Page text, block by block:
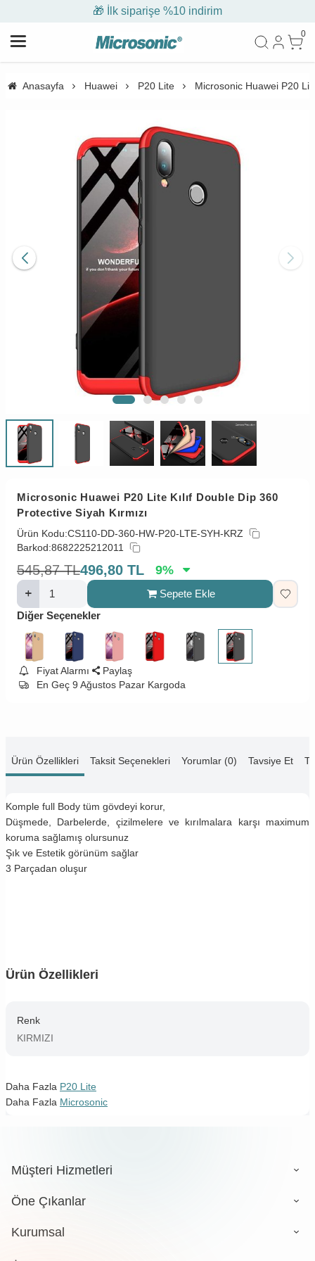
🎁 İlk siparişe %10 indirim
0
Anasayfa Huawei P20 Lite Microsonic Huawei P20
Microsonic Huawei P20 Lite Kılıf Double Dip 360
Protective Siyah Kırmızı
Ürün Kodu:CS110-DD-360-HW-P20-LTE-SYH-KRZ
Barkod:8682225212011
545,87 TL496,80 TL 9%
Sepete Ekle
Diğer Seçenekler
Fiyat Alarmı
Paylaş
En Geç 9 Ağustos Pazar Kargoda
Ürün Özellikleri Taksit Seçenekleri Yorumlar (0) Tavsiye Et
Komple full Body tüm gövdeyi korur,
Düşmede, Darbelerde, çizilmelere ve kırılmalara karşı maximum
koruma sağlamış olursunuz
Şık ve Estetik görünüm sağlar
3 Parçadan oluşur
Ürün Özellikleri
Renk
KIRMIZI
Daha Fazla P20 Lite
Daha Fazla Microsonic
Müşteri Hizmetleri
Öne Çıkanlar
Kurumsal